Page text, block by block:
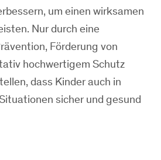
um einen wirksamen
Nur durch eine
Förderung von
hochwertigem Schutz
dass Kinder auch in
sicher und gesund